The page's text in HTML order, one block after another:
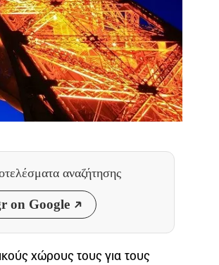
αναζήτησης
on Google
χώρους τους για τους